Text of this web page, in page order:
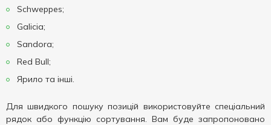
Schweppes;
Galicia;
Sandora;
Red Bull;
Ярило та інші.
Для швидкого пошуку позицій використовуйте спеціальний
рядок або функцію сортування. Вам буде запропоновано